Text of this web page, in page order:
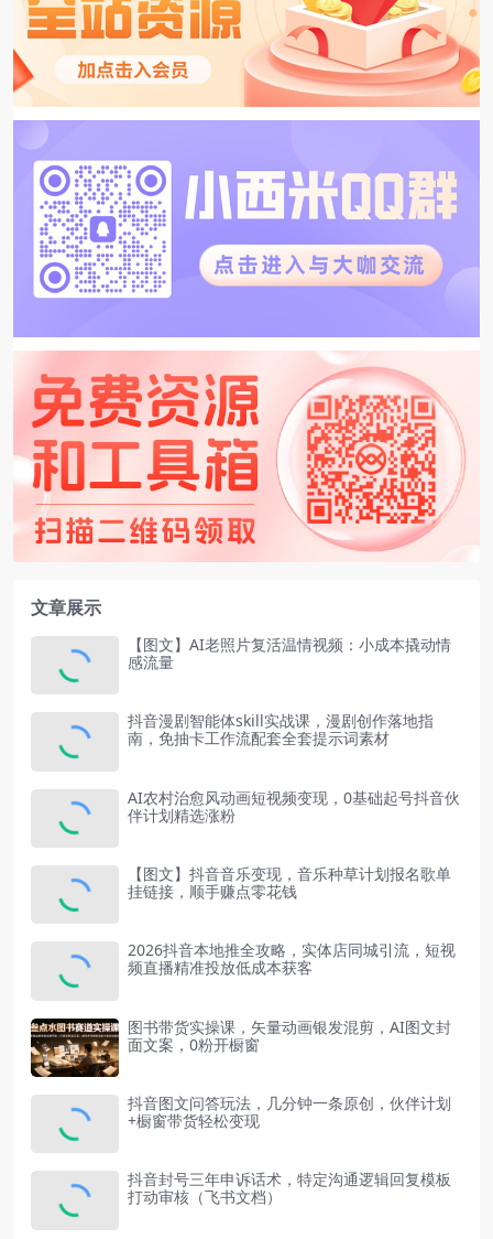
文章展示
【图文】AI老照片复活温情视频：小成本撬动情
感流量
抖音漫剧智能体skill实战课，漫剧创作落地指
南，免抽卡工作流配套全套提示词素材
AI农村治愈风动画短视频变现，0基础起号抖音伙
伴计划精选涨粉
【图文】抖音音乐变现，音乐种草计划报名歌单
挂链接，顺手赚点零花钱
2026抖音本地推全攻略，实体店同城引流，短视
频直播精准投放低成本获客
图书带货实操课，矢量动画银发混剪，AI图文封
面文案，0粉开橱窗
抖音图文问答玩法，几分钟一条原创，伙伴计划
+橱窗带货轻松变现
抖音封号三年申诉话术，特定沟通逻辑回复模板
打动审核（飞书文档）